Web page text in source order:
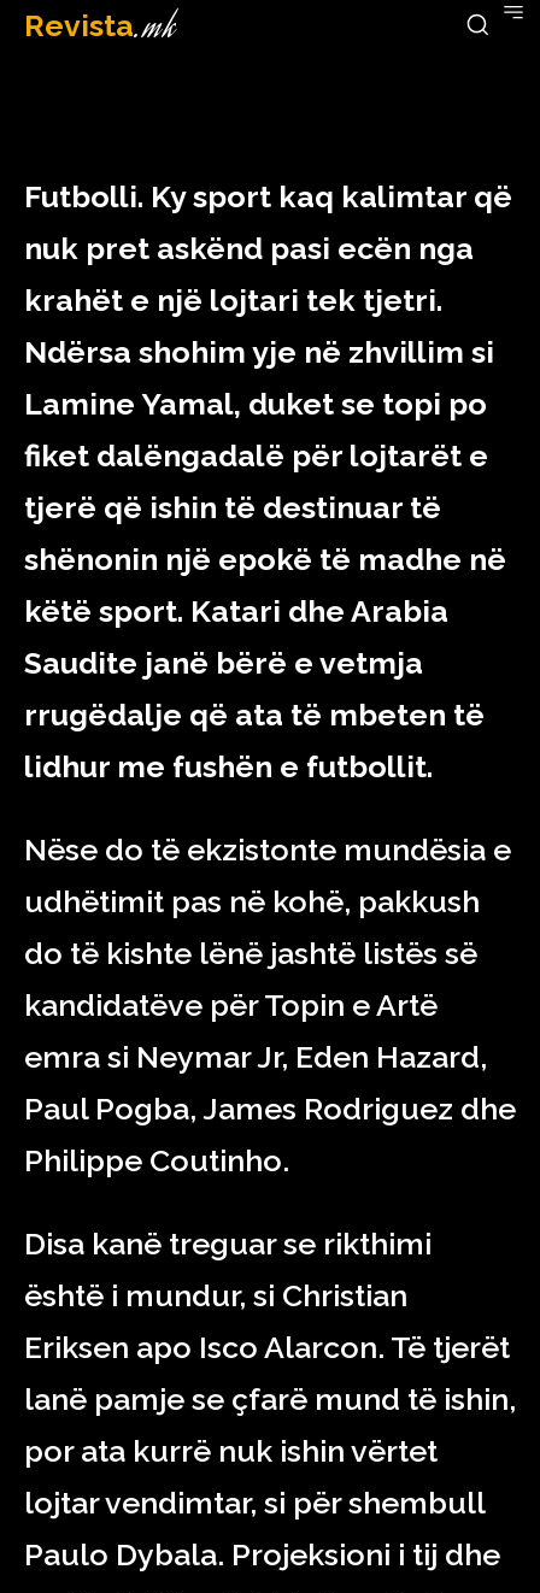
Revista.mk
September 16, 2023
Futbolli. Ky sport kaq kalimtar që
nuk pret askënd pasi ecën nga
krahët e një lojtari tek tjetri.
Ndërsa shohim yje në zhvillim si
Lamine Yamal, duket se topi po
fiket dalëngadalë për lojtarët e
tjerë që ishin të destinuar të
shënonin një epokë të madhe në
këtë sport. Katari dhe Arabia
Saudite janë bërë e vetmja
rrugëdalje që ata të mbeten të
lidhur me fushën e futbollit.
Nëse do të ekzistonte mundësia e
udhëtimit pas në kohë, pakkush
do të kishte lënë jashtë listës së
kandidatëve për Topin e Artë
emra si Neymar Jr, Eden Hazard,
Paul Pogba, James Rodriguez dhe
Philippe Coutinho.
Disa kanë treguar se rikthimi
është i mundur, si Christian
Eriksen apo Isco Alarcon. Të tjerët
lanë pamje se çfarë mund të ishin,
por ata kurrë nuk ishin vërtet
lojtar vendimtar, si për shembull
Paulo Dybala. Projeksioni i tij dhe